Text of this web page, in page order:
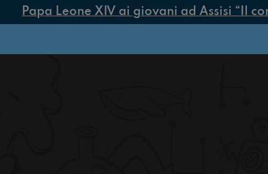
Papa Leone XIV ai giovani ad Assisi “Il